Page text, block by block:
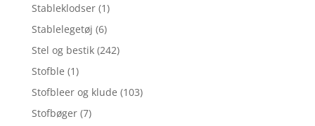
Stableklodser (1)
Stablelegetøj (6)
Stel og bestik (242)
Stofble (1)
Stofbleer og klude (103)
Stofbøger (7)